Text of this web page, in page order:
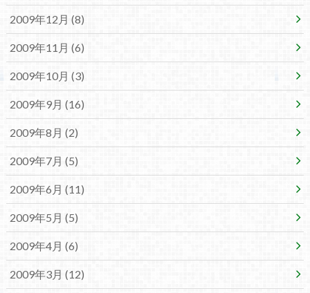
2009年12月 (8)
2009年11月 (6)
2009年10月 (3)
2009年9月 (16)
2009年8月 (2)
2009年7月 (5)
2009年6月 (11)
2009年5月 (5)
2009年4月 (6)
2009年3月 (12)